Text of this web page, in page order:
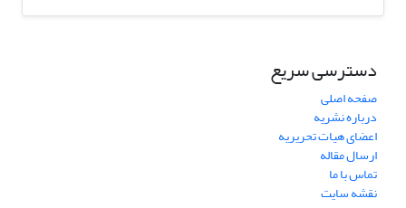
دسترسی سریع
صفحه اصلی
درباره نشریه
اعضای هیات تحریریه
ارسال مقاله
تماس با ما
نقشه سایت